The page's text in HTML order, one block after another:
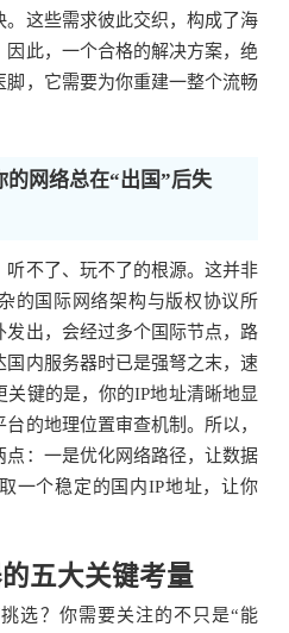
。这些需求彼此交织，构成了海
此，一个合格的解决方案，绝
脚，它需要为你重建一整个流畅
网络总在“出国”后失
听不了、玩不了的根源。这并非
的国际网络架构与版权协议所
发出，会经过多个国际节点，路
国内服务器时已是强弩之末，速
关键的是，你的IP地址清晰地显
的地理位置审查机制。所以，
点：一是优化网络路径，让数据
一个稳定的国内IP地址，让你
五大关键考量
选？你需要关注的不只是“能